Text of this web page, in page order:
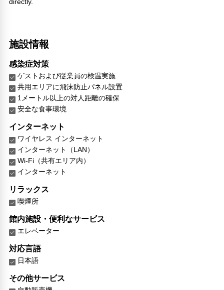
directly.
施設情報
感染症対策
ゲストおよび従業員の検温実施
共用エリアに飛沫防止パネル設置
1メートル以上の対人距離の確保
安全な食事環境
インターネット
ワイヤレス インターネット
インターネット（LAN）
Wi-Fi（共有エリア内）
インターネット
リラックス
喫煙所
館内施設・便利なサービス
エレベーター
対応言語
日本語
その他サービス